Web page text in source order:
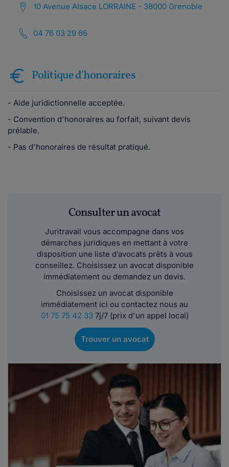
10 Avenue Alsace LORRAINE - 38000 Grenoble
04 76 03 29 66
Politique d'honoraires
- Aide juridictionnelle acceptée.
- Convention d'honoraires au forfait, suivant devis
prélable.
- Pas d'honoraires de résultat pratiqué.
Consulter un avocat
Juritravail vous accompagne dans vos
démarches juridiques en mettant à votre
disposition une liste d’avocats prêts à vous
conseillez. Choisissez un avocat disponible
immédiatement ou demandez un devis.
Choisissez un avocat disponible
immédiatement ici ou contactez nous au
01 75 75 42 337j/7 (prix d'un appel local)
Trouver un avocat